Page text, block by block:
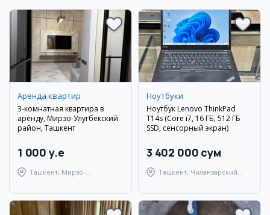
Аренда квартир
3-комнатная квартира в
аренду, Мирзо-Улугбекский
район, Ташкент
1 000 y.e
Ташкент, Мирзо-
Ноутбуки
Ноутбук Lenovo ThinkPad
T14s (Core i7, 16 ГБ, 512 ГБ
SSD, сенсорный экран)
3 402 000 сум
Ташкент, Чиланзарский